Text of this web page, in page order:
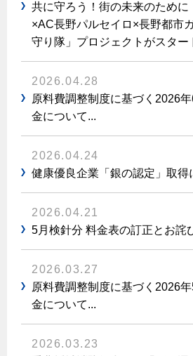
故障診断
ガス工事について
新しく都市ガスをご利用したい方へ
道路・敷地内で工事をされる皆さまへ
ガスを安全にお使いいただくために
安全対策
ガスメーターの役割と安全機能
正しい接続で安全に
長期使用製品安全点検制度について
換気と給排気設備の注意点
冬季の注意
60代
都市ガス切り替えのメリット
導入事例
バスルーム
浴室暖房乾燥機・脱衣室
ミストサウナ
リビング
ガスファンヒーター
ガス温水床暖房・ルームヒーター
リフォームについてのお問い合わせ
停電時の対応
よくあるご質問
共に守ろう！街の未来のために
×AC長野パルセイロ×長野都市
守り隊」プロジェクトがスター
2026.04.28
原料費調整制度に基づく2026
金について...
2026.04.24
健康優良企業「銀の認定」取得
2026.04.21
5月検針分 料金表の訂正とお詫
2026.03.27
原料費調整制度に基づく2026
金について...
2026.03.23